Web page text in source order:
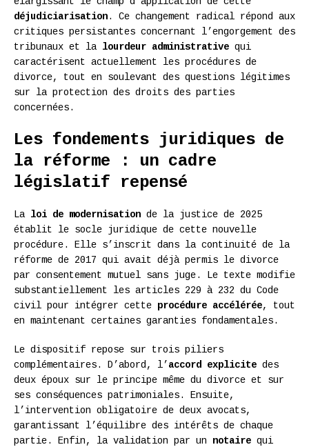
déjudiciarisation. Ce changement radical répond aux
critiques persistantes concernant l’engorgement des
tribunaux et la lourdeur administrative qui
caractérisent actuellement les procédures de
divorce, tout en soulevant des questions légitimes
sur la protection des droits des parties
concernées.
Les fondements juridiques de
la réforme : un cadre
législatif repensé
La loi de modernisation de la justice de 2025
établit le socle juridique de cette nouvelle
procédure. Elle s’inscrit dans la continuité de la
réforme de 2017 qui avait déjà permis le divorce
par consentement mutuel sans juge. Le texte modifie
substantiellement les articles 229 à 232 du Code
civil pour intégrer cette procédure accélérée, tout
en maintenant certaines garanties fondamentales.
Le dispositif repose sur trois piliers
complémentaires. D’abord, l’ accord explicite des
deux époux sur le principe même du divorce et sur
ses conséquences patrimoniales. Ensuite,
l’intervention obligatoire de deux avocats,
garantissant l’équilibre des intérêts de chaque
partie. Enfin, la validation par un notaire qui